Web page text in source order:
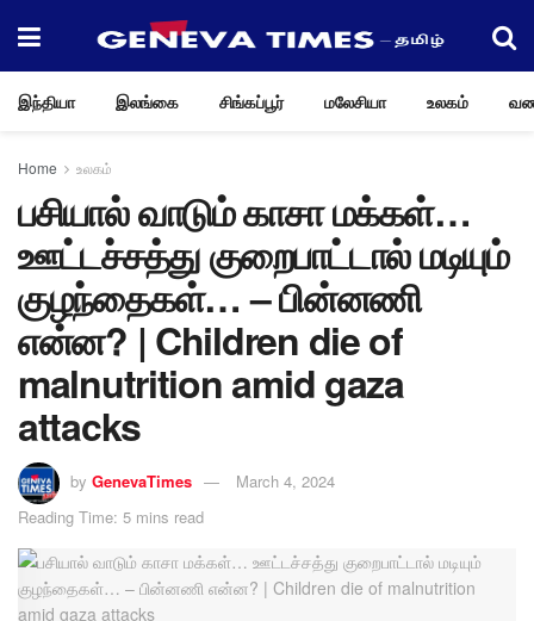
இந்தியா இலங்கை சிங்கப்பூர் மலேசியா உலகம்
Home உலகம்
பசியால் வாடும் காசா மக்கள்…
ஊட்டச்சத்து குறைபாட்டால் மடியும்
குழந்தைகள்… – பின்னணி
என்ன? | Children die of
malnutrition amid gaza
attacks
by GenevaTimes
March 4, 2024
Reading Time: 5 mins read